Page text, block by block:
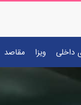
داخلی ویزا مقاصد